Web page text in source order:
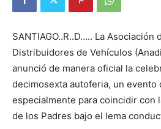
SANTIAGO..R..D….. La Asociación
Distribuidores de Vehículos
anunció de manera oficial la
decimosexta autoferia, un evento
especialmente para coincidir con
de los Padres bajo el lema